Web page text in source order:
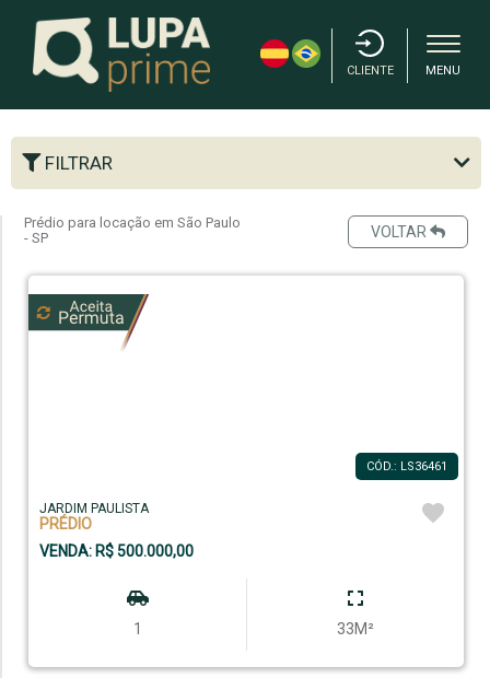
CLIENTE MENU
FILTRAR
Prédio para locação em São Paulo
- SP
VOLTAR
CÓD.: LS36461
JARDIM PAULISTA
PRÉDIO
VENDA: R$ 500.000,00
1 33M²